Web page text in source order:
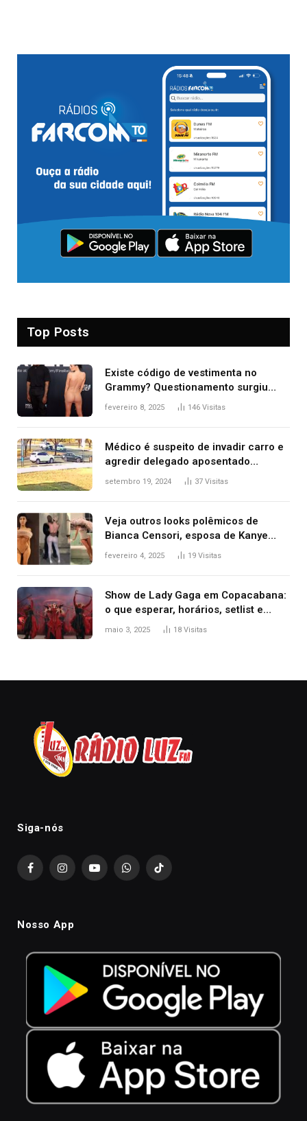
Top Posts
Existe código de vestimenta no
Grammy? Questionamento surgiu
após Bianca Censori, mulher de
fevereiro 8, 2025 146 Visitas
Médico é suspeito de invadir carro e
agredir delegado aposentado
durante confusão no trânsito
setembro 19, 2024 37 Visitas
Veja outros looks polêmicos de
Bianca Censori, esposa de Kanye
West que apareceu nua no Grammy
fevereiro 4, 2025 19 Visitas
Show de Lady Gaga em Copacabana:
o que esperar, horários, setlist e
onde assistir
maio 3, 2025 18 Visitas
Siga-nós
FacebookInstagramYouTubeWhatsAppTikTok
Nosso App